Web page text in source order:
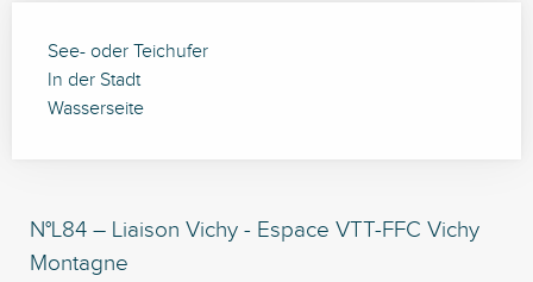
See- oder Teichufer
In der Stadt
Wasserseite
N°L84 – Liaison Vichy - Espace VTT-FFC Vichy
Montagne